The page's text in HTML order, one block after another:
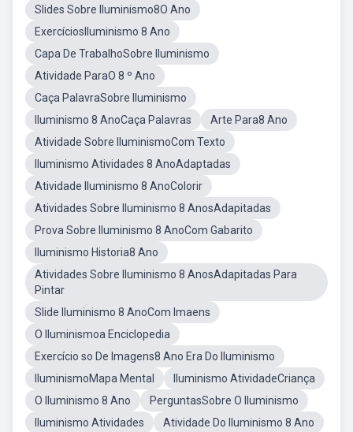
Slides Sobre Iluminismo8O Ano
ExercíciosIluminismo 8 Ano
Capa De TrabalhoSobre Iluminismo
Atividade ParaO 8 º Ano
Caça PalavraSobre Iluminismo
Iluminismo 8 AnoCaça Palavras
Arte Para8 Ano
Atividade Sobre IluminismoCom Texto
Iluminismo Atividades 8 AnoAdaptadas
Atividade Iluminismo 8 AnoColorir
Atividades Sobre Iluminismo 8 AnosAdapitadas
Prova Sobre Iluminismo 8 AnoCom Gabarito
Iluminismo Historia8 Ano
Atividades Sobre Iluminismo 8 AnosAdapitadas Para
Pintar
Slide Iluminismo 8 AnoCom Imaens
O Iluminismoa Enciclopedia
Exercício so De Imagens8 Ano Era Do Iluminismo
IluminismoMapa Mental
Iluminismo AtividadeCriança
O Iluminismo 8 Ano
PerguntasSobre O Iluminismo
Iluminismo Atividades
Atividade Do Iluminismo 8 Ano